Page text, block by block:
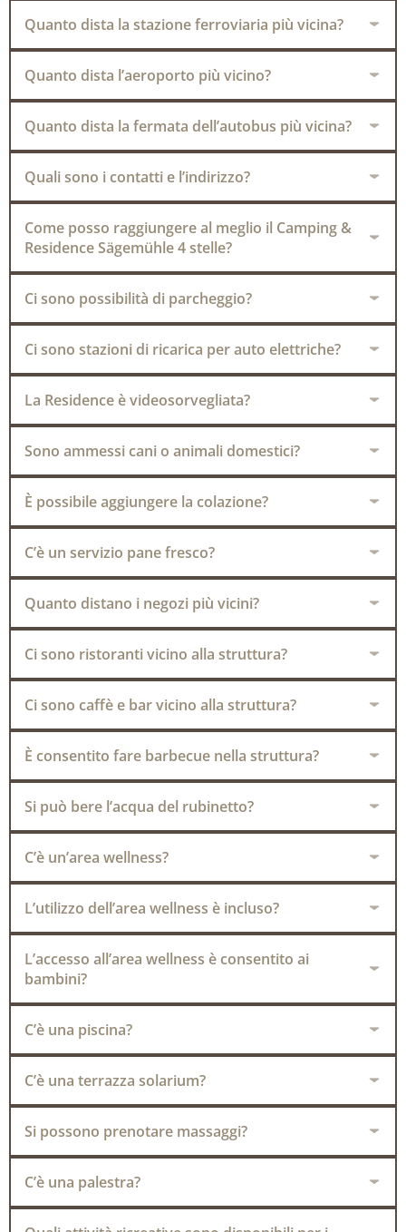
Quanto dista la stazione ferroviaria più vicina?
Quanto dista l’aeroporto più vicino?
Quanto dista la fermata dell’autobus più vicina?
Quali sono i contatti e l’indirizzo?
Come posso raggiungere al meglio il Camping &
Residence Sägemühle 4 stelle?
Ci sono possibilità di parcheggio?
Ci sono stazioni di ricarica per auto elettriche?
La Residence è videosorvegliata?
Sono ammessi cani o animali domestici?
È possibile aggiungere la colazione?
C’è un servizio pane fresco?
Quanto distano i negozi più vicini?
Ci sono ristoranti vicino alla struttura?
Ci sono caffè e bar vicino alla struttura?
È consentito fare barbecue nella struttura?
Si può bere l’acqua del rubinetto?
C’è un’area wellness?
L’utilizzo dell’area wellness è incluso?
L’accesso all’area wellness è consentito ai
bambini?
C’è una piscina?
C’è una terrazza solarium?
Si possono prenotare massaggi?
C’è una palestra?